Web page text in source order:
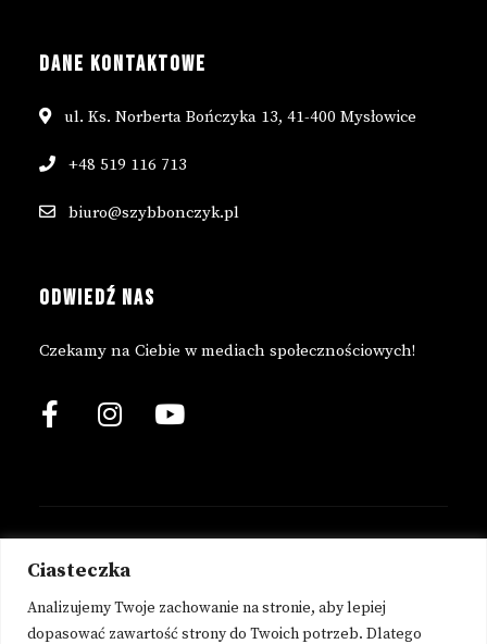
Ciasteczka
Analizujemy Twoje zachowanie na stronie, aby lepiej
dopasować zawartość strony do Twoich potrzeb. Dlatego
DANE KONTAKTOWE
ul. Ks. Norberta Bończyka 13, 41-400 Mysłowice
+48 519 116 713
biuro@szybbonczyk.pl
ODWIEDŹ NAS
Czekamy na Ciebie w mediach społecznościowych!
POLITYKA PRYWATNOŚCI